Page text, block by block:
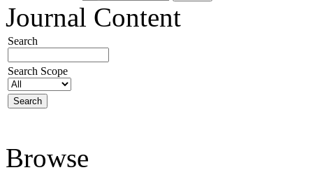
Journal Content
Search
Search Scope
Browse